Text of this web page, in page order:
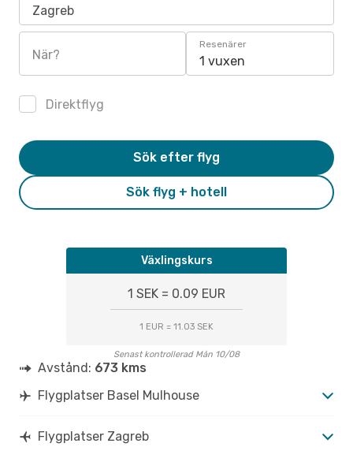
Zagreb
När?
Resenärer
1 vuxen
Direktflyg
Sök flyg + hotell
Sök efter flyg
Växlingskurs
1 SEK = 0.09 EUR
1 EUR = 11.03 SEK
Senast kontrollerad Mån 10/08
Avstånd: 673 kms
Flygplatser Basel Mulhouse
Flygplatser Zagreb